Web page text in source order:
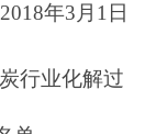
2018年3月1日
行业化解过